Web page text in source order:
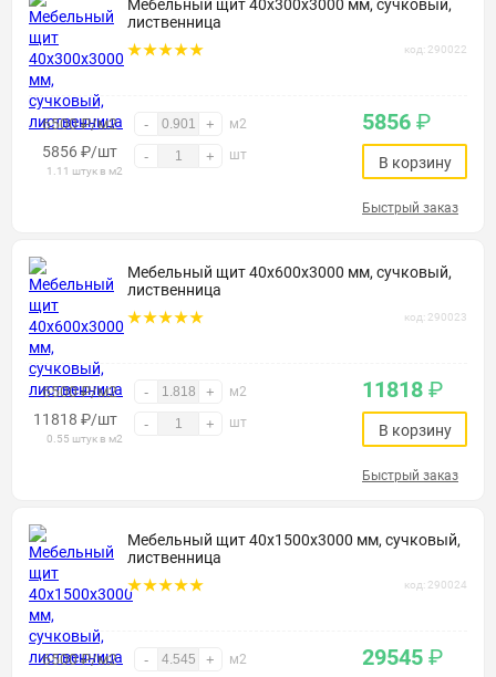
Мебельный щит 40х300х3000 мм, сучковый,
лиственница
код: 290022
6500 ₽/м2 - + м2
5856 ₽/шт
1.11 штук в м2
- + шт
5856 ₽
В корзину
Быстрый заказ
Мебельный щит 40х600х3000 мм, сучковый,
лиственница
код: 290023
6500 ₽/м2 - + м2
11818 ₽/шт
0.55 штук в м2
- + шт
11818 ₽
В корзину
Быстрый заказ
Мебельный щит 40х1500х3000 мм, сучковый,
лиственница
код: 290024
6500 ₽/м2 - + м2 29545 ₽